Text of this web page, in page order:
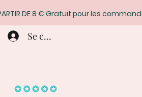
À PARTIR DE 8 € Gratuit pour les
Se connecter